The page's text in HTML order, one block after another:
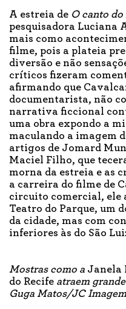
A estreia de O canto do
pesquisadora Luciana
mais como
filme, pois a plateia
diversão e não
críticos fizeram
afirmando que
documentarista, não
narrativa ficcional
uma obra expondo a
maculando a imagem
artigos de Jomard
Maciel Filho, que
morna da estreia e as
a carreira do filme de
circuito comercial, ele
Teatro do Parque, um
da cidade, mas com
inferiores às do São
Mostras como a Janela
do Recife atraem
Guga Matos/JC Imagem